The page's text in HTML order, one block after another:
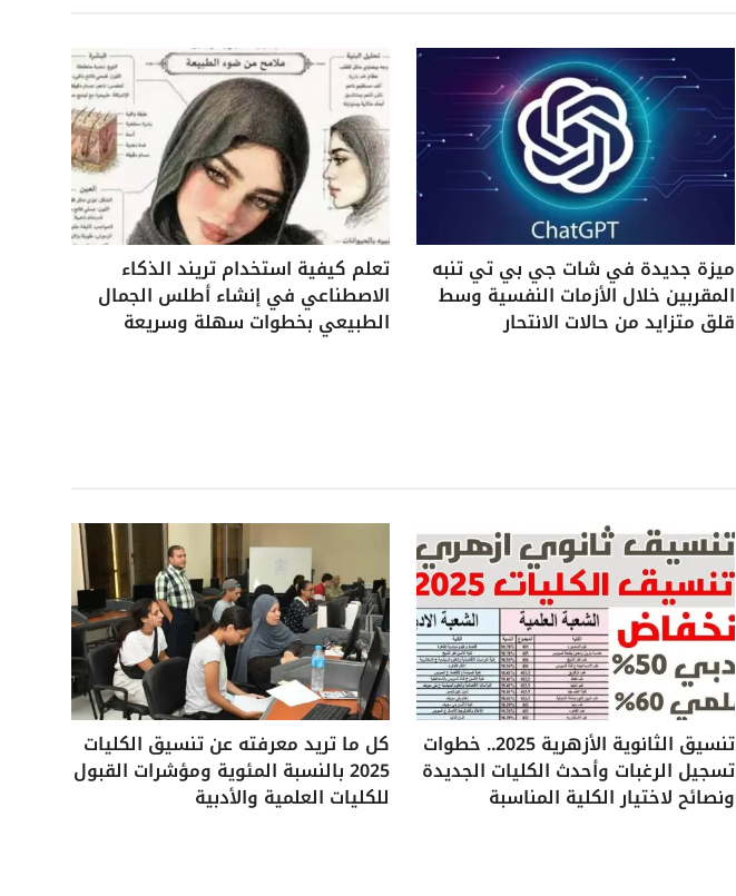
ميزة جديدة في شات جي بي تي تنبه
المقربين خلال الأزمات النفسية وسط
قلق متزايد من حالات الانتحار
تعلم كيفية استخدام تريند الذكاء
الاصطناعي في إنشاء أطلس الجمال
الطبيعي بخطوات سهلة وسريعة
تنسيق الثانوية الأزهرية 2025.. خطوات
تسجيل الرغبات وأحدث الكليات الجديدة
ونصائح لاختيار الكلية المناسبة
كل ما تريد معرفته عن تنسيق الكليات
2025 بالنسبة المئوية ومؤشرات القبول
للكليات العلمية والأدبية